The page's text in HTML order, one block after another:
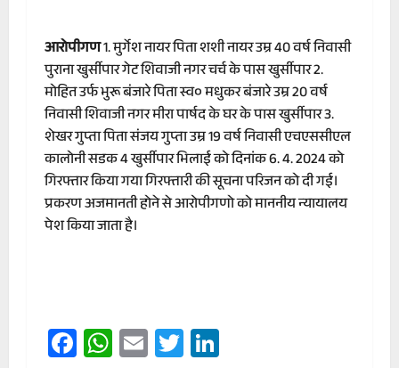
आरोपीगण1. मुर्गेश नायर पिता शशी नायर उम्र 40 वर्ष निवासी
पुराना खुर्सीपार गेट शिवाजी नगर चर्च के पास खुर्सीपार 2.
मोहित उर्फ भुरू बंजारे पिता स्व० मधुकर बंजारे उम्र 20 वर्ष
निवासी शिवाजी नगर मीरा पार्षद के घर के पास खुर्सीपार 3.
शेखर गुप्ता पिता संजय गुप्ता उम्र 19 वर्ष निवासी एचएससीएल
कालोनी सडक 4 खुर्सीपार भिलाई को दिनांक 6. 4. 2024 को
गिरफ्तार किया गया गिरफ्तारी की सूचना परिजन को दी गई।
प्रकरण अजमानती होने से आरोपीगणो को माननीय न्यायालय
पेश किया जाता है।
Facebook
WhatsApp
EmailTwitter